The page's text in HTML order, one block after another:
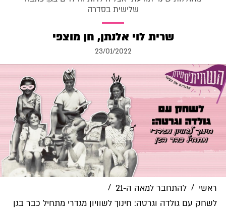
שלישית בסדרה
שרית לוי אלנתן, חן מוצפי
23/01/2022
ראשי / להתחבר למאה ה-21
/
לשחק עם גולדה וגרטה: חינוך לשוויון מגדרי מתחיל כבר בגן